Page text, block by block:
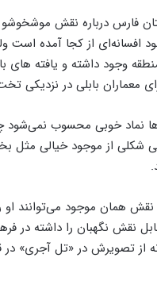
از کجا آمده است
وجود داشته و یافته های
معماران بابلی در
نماد خوبی محسوب نمی‌شود
شکلی از موجود خیالی مثل
نقش همان موجود
نقش نگهبان را داشته در
از تصویرش در «تل آجری»